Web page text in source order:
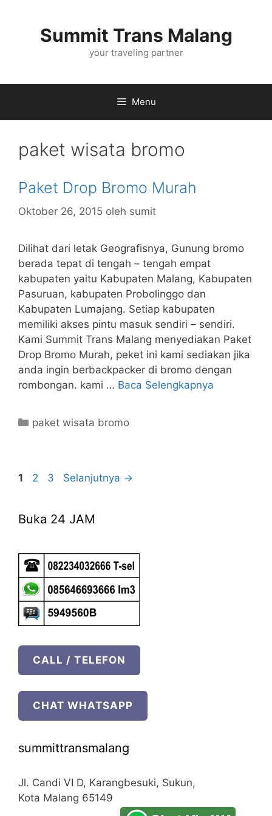
Summit Trans Malang
your traveling partner
Menu
paket wisata bromo
Paket Drop Bromo Murah
Oktober 26, 2015 oleh sumit
Dilihat dari letak Geografisnya, Gunung bromo
berada tepat di tengah – tengah empat
kabupaten yaitu Kabupaten Malang, Kabupaten
Pasuruan, kabupaten Probolinggo dan
Kabupaten Lumajang. Setiap kabupaten
memiliki akses pintu masuk sendiri – sendiri.
Kami Summit Trans Malang menyediakan Paket
Drop Bromo Murah, peket ini kami sediakan jika
anda ingin berbackpacker di bromo dengan
rombongan. kami … Baca Selengkapnya
Kategori
paket wisata bromo
Halaman
1 Halaman
2 Halaman
3 Selanjutnya →
Buka 24 JAM
CALL / TELEFON
CHAT WHATSAPP
summittransmalang
Jl. Candi VI D, Karangbesuki, Sukun,
Kota Malang 65149